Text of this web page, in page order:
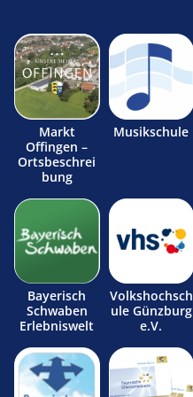
Markt
Offingen –
Ortsbeschrei
bung
Musikschule
Bayerisch
Schwaben
Erlebniswelt
Volkshochsch
ule Günzburg
e.V.